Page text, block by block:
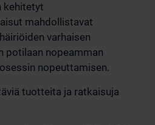
kehitetyt
mahdollistavat
varhaisen
potilaan nopeamman
nopeuttamisen.
tuotteita ja ratkaisuja